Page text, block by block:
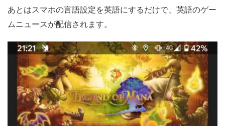
あとはスマホの言語設定を英語にするだけで、英語のゲー
ムニュースが配信されます。